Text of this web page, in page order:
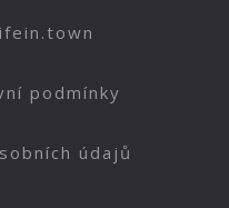
podmínky
údajů